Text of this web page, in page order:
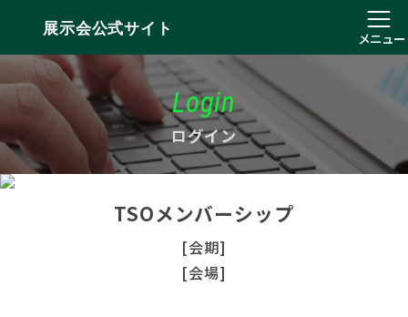
展示会公式サイト
メニュー
Login
ログイン
TSOメンバーシップ
[会期]
[会場]